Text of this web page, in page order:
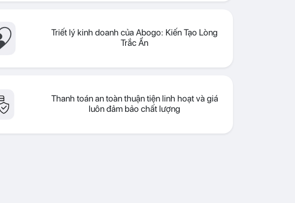
Triết lý kinh doanh của Abogo: Kiến Tạo Lòng
Trắc Ẩn
Thanh toán an toàn thuận tiện linh hoạt và giá
luôn đảm bảo chất lượng